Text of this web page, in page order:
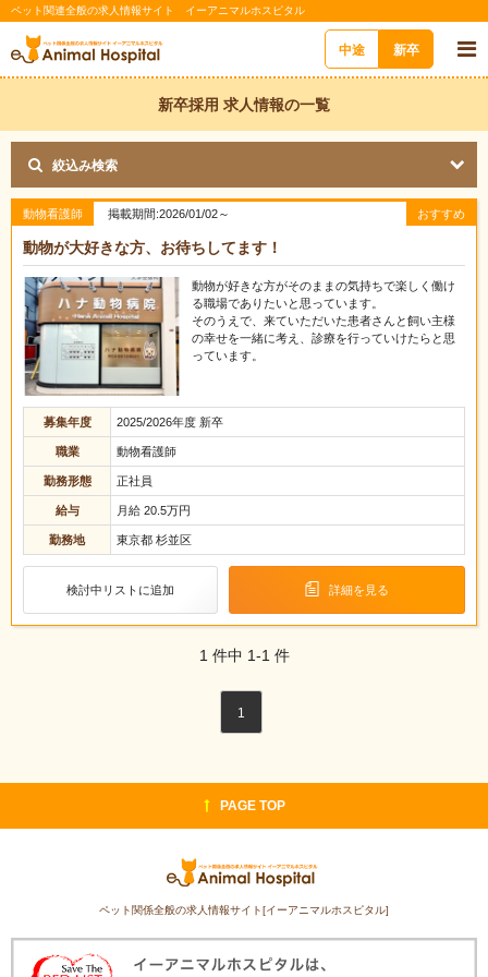
ペット関連全般の求人情報サイト イーアニマルホスピタル
中途 新卒
新卒採用 求人情報の一覧
絞込み検索
動物看護師 掲載期間:2026/01/02～ おすすめ
動物が大好きな方、お待ちしてます！
動物が好きな方がそのままの気持ちで楽しく働け
る職場でありたいと思っています。
そのうえで、来ていただいた患者さんと飼い主様
の幸せを一緒に考え、診療を行っていけたらと思
っています。
募集年度 2025/2026年度 新卒
職業 動物看護師
勤務形態 正社員
給与 月給 20.5万円
勤務地 東京都 杉並区
検討中リストに追加 詳細を見る
1 件中 1-1 件
1
PAGE TOP
ペット関係全般の求人情報サイト[イーアニマルホスピタル]